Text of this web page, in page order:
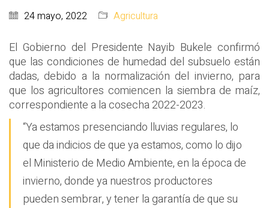
24 mayo, 2022 Agricultura
El Gobierno del Presidente Nayib Bukele confirmó
que las condiciones de humedad del subsuelo están
dadas, debido a la normalización del invierno, para
que los agricultores comiencen la siembra de maíz,
correspondiente a la cosecha 2022-2023.
“Ya estamos presenciando lluvias regulares, lo
que da indicios de que ya estamos, como lo dijo
el Ministerio de Medio Ambiente, en la época de
invierno, donde ya nuestros productores
pueden sembrar, y tener la garantía de que su